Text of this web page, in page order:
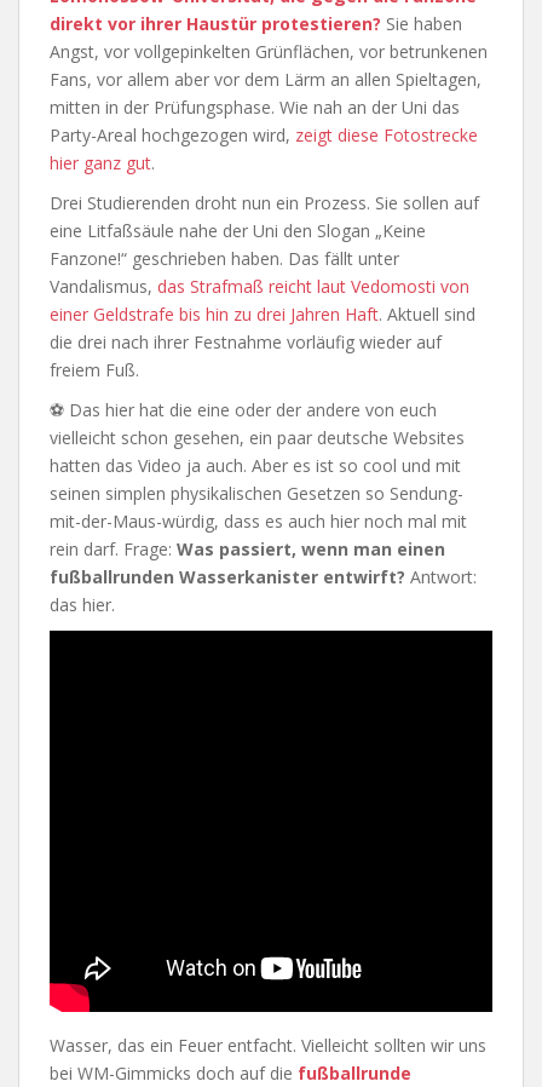
direkt vor ihrer Haustür protestieren? Sie haben
Angst, vor vollgepinkelten Grünflächen, vor betrunkenen
Fans, vor allem aber vor dem Lärm an allen Spieltagen,
mitten in der Prüfungsphase. Wie nah an der Uni das
Party-Areal hochgezogen wird, zeigt diese Fotostrecke
hier ganz gut.
Drei Studierenden droht nun ein Prozess. Sie sollen auf
eine Litfaßsäule nahe der Uni den Slogan „Keine
Fanzone!“ geschrieben haben. Das fällt unter
Vandalismus, das Strafmaß reicht laut Vedomosti von
einer Geldstrafe bis hin zu drei Jahren Haft. Aktuell sind
die drei nach ihrer Festnahme vorläufig wieder auf
freiem Fuß.
⚽ Das hier hat die eine oder der andere von euch
vielleicht schon gesehen, ein paar deutsche Websites
hatten das Video ja auch. Aber es ist so cool und mit
seinen simplen physikalischen Gesetzen so Sendung-
mit-der-Maus-würdig, dass es auch hier noch mal mit
rein darf. Frage: Was passiert, wenn man einen
fußballrunden Wasserkanister entwirft? Antwort:
das hier.
Wasser, das ein Feuer entfacht. Vielleicht sollten wir uns
bei WM-Gimmicks doch auf die fußballrunde